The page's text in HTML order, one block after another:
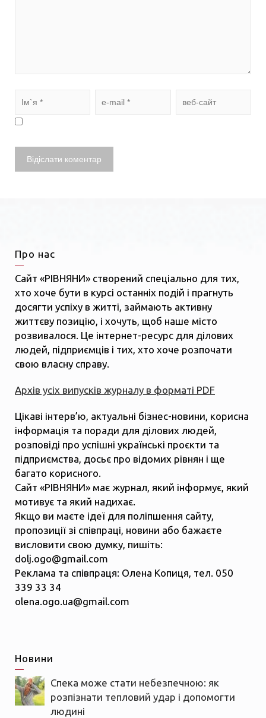
Про нас
Сайт «РІВНЯНИ» створений спеціально для тих,
хто хоче бути в курсі останніх подій і прагнуть
досягти успіху в житті, займають активну
життєву позицію, і хочуть, щоб наше місто
розвивалося. Це інтернет-ресурс для ділових
людей, підприємців і тих, хто хоче розпочати
свою власну справу.
Архів усіх випусків журналу в форматі PDF
Цікаві інтерв’ю, актуальні бізнес-новини, корисна
інформація та поради для ділових людей,
розповіді про успішні українські проєкти та
підприємства, досьє про відомих рівнян і ще
багато корисного.
Сайт «РІВНЯНИ» має журнал, який інформує, який
мотивує та який надихає.
Якщо ви маєте ідеї для поліпшення сайту,
пропозиції зі співпраці, новини або бажаєте
висловити свою думку, пишіть:
dolj.ogo@gmail.com
Реклама та співпраця: Олена Копиця, тел. 050
339 33 34
olena.ogo.ua@gmail.com
Новини
Спека може стати небезпечною: як
розпізнати тепловий удар і допомогти
людині